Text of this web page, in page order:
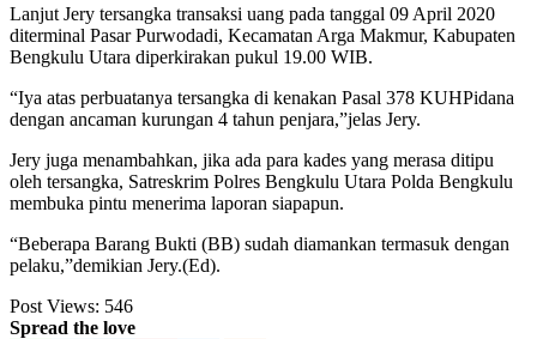
Lanjut Jery tersangka transaksi uang pada tanggal 09 April 2020
diterminal Pasar Purwodadi, Kecamatan Arga Makmur, Kabupaten
Bengkulu Utara diperkirakan pukul 19.00 WIB.
“Iya atas perbuatanya tersangka di kenakan Pasal 378 KUHPidana
dengan ancaman kurungan 4 tahun penjara,”jelas Jery.
Jery juga menambahkan, jika ada para kades yang merasa ditipu
oleh tersangka, Satreskrim Polres Bengkulu Utara Polda Bengkulu
membuka pintu menerima laporan siapapun.
“Beberapa Barang Bukti (BB) sudah diamankan termasuk dengan
pelaku,”demikian Jery.(Ed).
Post Views: 546
Spread the love